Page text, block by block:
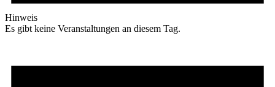
Hinweis
Es gibt keine Veranstaltungen an diesem Tag.